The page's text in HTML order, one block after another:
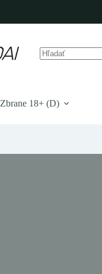
Zbrane 18+ (D)